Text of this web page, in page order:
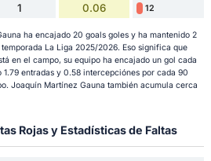
1 0.06 12
ha encajado 20 goals goles y ha mantenido 2
La Liga 2025/2026. Eso significa que
en el campo, su equipo ha encajado un gol cada
entradas y 0.58 intercepciónes por cada 90
Joaquín Martínez Gauna también acumula cerca
Rojas y Estadísticas de Faltas